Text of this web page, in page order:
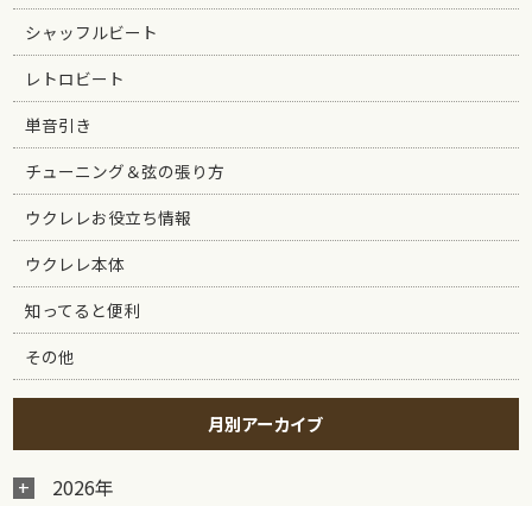
シャッフルビート
レトロビート
単音引き
チューニング＆弦の張り方
ウクレレお役立ち情報
ウクレレ本体
知ってると便利
その他
月別アーカイブ
2026年